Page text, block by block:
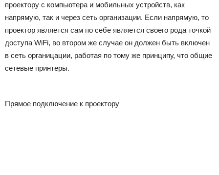
проектору с компьютера и мобильных устройств, как
напрямую, так и через сеть организации. Если напрямую, то
проектор является сам по себе является своего рода точкой
доступа WiFi, во втором же случае он должен быть включен
в сеть органицации, работая по тому же принципу, что общие
сетевые принтеры.
Прямое подключение к проектору